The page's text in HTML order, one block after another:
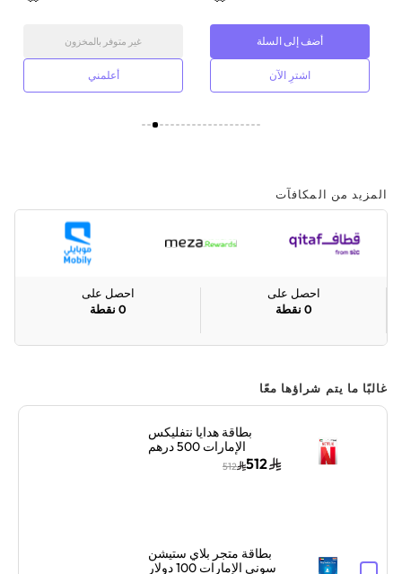
غير متوفر بالمخزون
أعلمني
أضف إلى السلة
اشترِ الآن
المزيد من المكافآت
احصل على
0 نقطة
احصل على
0 نقطة
غالبًا ما يتم شراؤها معًا
بطاقة هدايا نتفليكس
الإمارات 500 درهم
إماراتي إرسال الكود
الرقمي بالبريد الإلكتروني
512
512
بطاقة متجر بلاي ستيشن
سوني الإمارات 100 دولار